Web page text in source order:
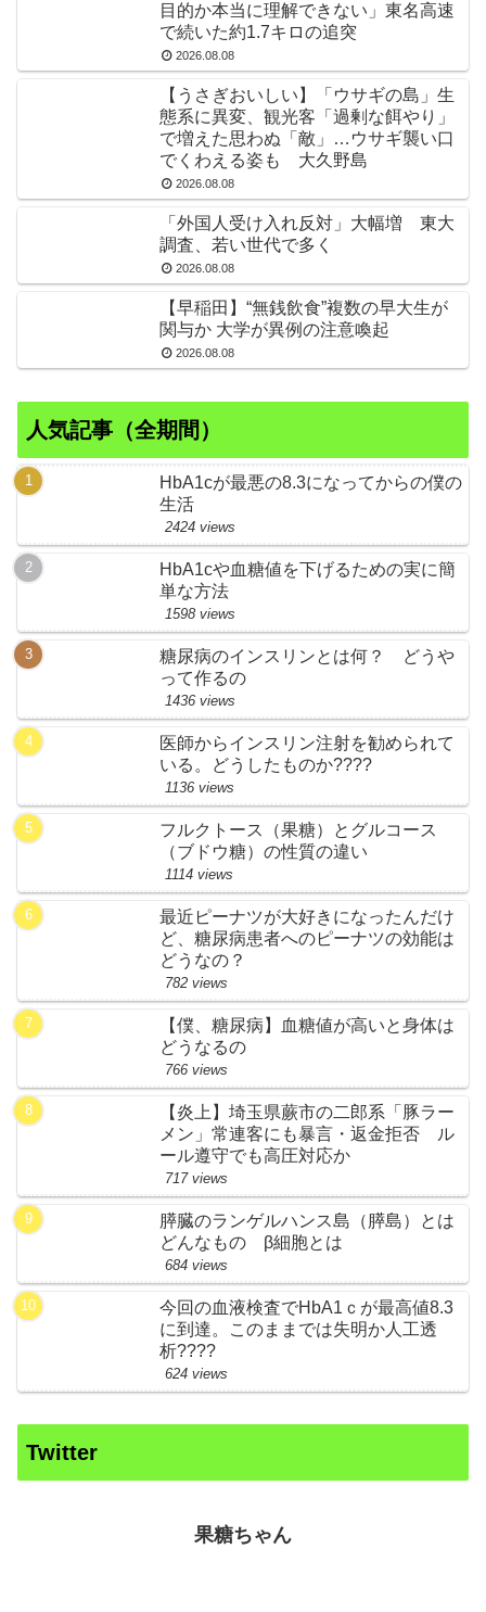
目的か本当に理解できない」東名高速
で続いた約1.7キロの追突
2026.08.08
【うさぎおいしい】「ウサギの島」生
態系に異変、観光客「過剰な餌やり」
で増えた思わぬ「敵」…ウサギ襲い口
でくわえる姿も 大久野島
2026.08.08
「外国人受け入れ反対」大幅増 東大
調査、若い世代で多く
2026.08.08
【早稲田】“無銭飲食”複数の早大生が
関与か 大学が異例の注意喚起
2026.08.08
人気記事（全期間）
HbA1cが最悪の8.3になってからの僕の
生活
2424 views
HbA1cや血糖値を下げるための実に簡
単な方法
1598 views
糖尿病のインスリンとは何？ どうや
って作るの
1436 views
医師からインスリン注射を勧められて
いる。どうしたものか????
1136 views
フルクトース（果糖）とグルコース
（ブドウ糖）の性質の違い
1114 views
最近ピーナツが大好きになったんだけ
ど、糖尿病患者へのピーナツの効能は
どうなの？
782 views
【僕、糖尿病】血糖値が高いと身体は
どうなるの
766 views
【炎上】埼玉県蕨市の二郎系「豚ラー
メン」常連客にも暴言・返金拒否 ル
ール遵守でも高圧対応か
717 views
膵臓のランゲルハンス島（膵島）とは
どんなもの β細胞とは
684 views
今回の血液検査でHbA1ｃが最高値8.3
に到達。このままでは失明か人工透
析????
624 views
Twitter
果糖ちゃん